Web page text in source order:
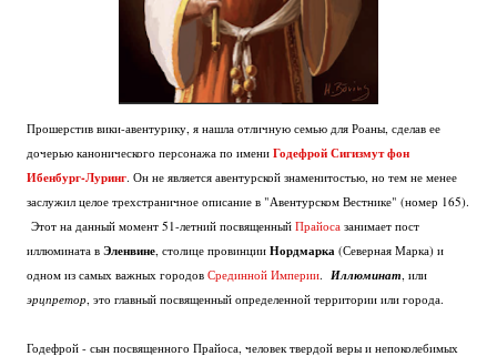
Прошерстив вики-авентурику, я нашла отличную семью для Роаны, сделав ее
дочерью канонического персонажа по имени Годефрой Сигизмут фон
Ибенбург-Луринг. Он не является авентурской знаменитостью, но тем не менее
заслужил целое трехстраничное описание в "Авентурском Вестнике" (номер 165).
Этот на данный момент 51-летний посвященный Прайоса занимает пост
иллюмината в Эленвине, столице провинции Нордмарка (Северная Марка) и
одном из самых важных городов Срединной Империи. Иллюминат, или
эрцпретор, это главный посвященный определенной территории или города.
Годефрой - сын посвященного Прайоса, человек твердой веры и непоколебимых